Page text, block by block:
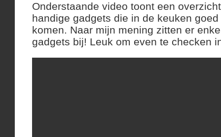
Onderstaande video toont een
handige gadgets die in de keuken
komen. Naar mijn mening zitten er
gadgets bij! Leuk om even te checken